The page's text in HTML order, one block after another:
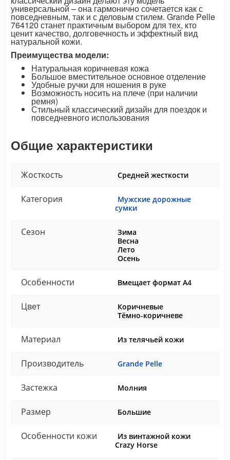
универсальной – она гармонично сочетается как с
повседневным, так и с деловым стилем. Grande Pelle
764120 станет практичным выбором для тех, кто
ценит качество, долговечность и эффектный вид
натуральной кожи.
Преимущества модели:
Натуральная коричневая кожа
Большое вместительное основное отделение
Удобные ручки для ношения в руке
Возможность носить на плече (при наличии
ремня)
Стильный классический дизайн для поездок и
повседневного использования
Общие характеристики
Жосткость Средней жесткости
Категория
Мужские дорожные
сумки
Сезон
Зима
Весна
Лето
Осень
Особенности Вмещает формат А4
Цвет
Коричневые
Тёмно-коричневе
Материал Из телячьей кожи
Производитель Grande Pelle
Застежка Молния
Размер Большие
Особенности кожи
Из винтажной кожи
Crazy Horse